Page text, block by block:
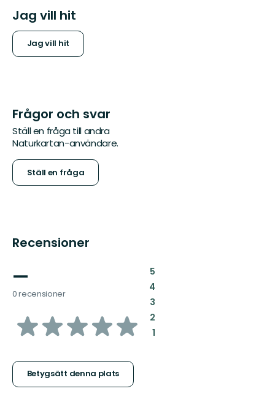
Jag vill hit
Jag vill hit
Frågor och svar
Ställ en fråga till andra
Naturkartan-användare.
Ställ en fråga
Recensioner
—
0 recensioner
av
stjärnor
Betygsätt denna plats
5:
4:
3:
2:
1: